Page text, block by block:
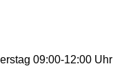
09:00-12:00 Uhr